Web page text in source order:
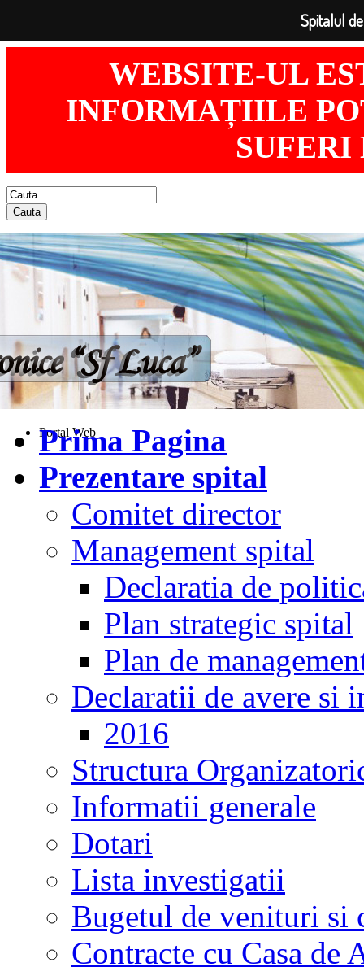
WEBSITE-UL
INFORMAȚIILE
Cauta
Portal Web
Prima Pagina
Prezentare spital
Comitet director
Management spital
Declaratia de
Plan strategic spital
Plan de
Declaratii de avere si
2016
Structura
Informatii generale
Dotari
Lista investigatii
Bugetul de venituri si
Contracte cu Casa de
Spitalul